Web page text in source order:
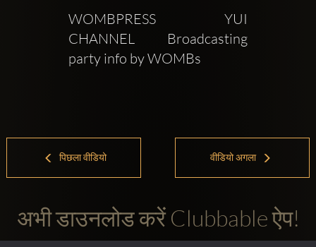
WOMBPRESS YUI
CHANNEL Broadcasting
party info by WOMBs
पिछला वीडियो वीडियो अगला
अभी डाउनलोड करें Clubbable ऐप!